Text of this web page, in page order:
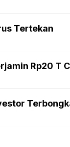
Tertekan
Rp20 T